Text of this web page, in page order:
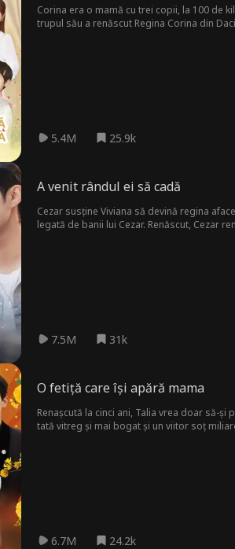
Corina era o mamă cu trei copii, la 100 de
trupul său a renăscut Regina Corina din
5.4M 25.9k
A venit rândul ei să cadă
Cezar susține Viviana să devină regina
legată de banii lui Cezar. Renăscut, Cezar
7.5M 31k
O fetiță care își apără mama
Renașcută la cinci ani, Talia vrea doar să-
tată vitreg și mai bogat și un viitor soț
6.7M 24.2k